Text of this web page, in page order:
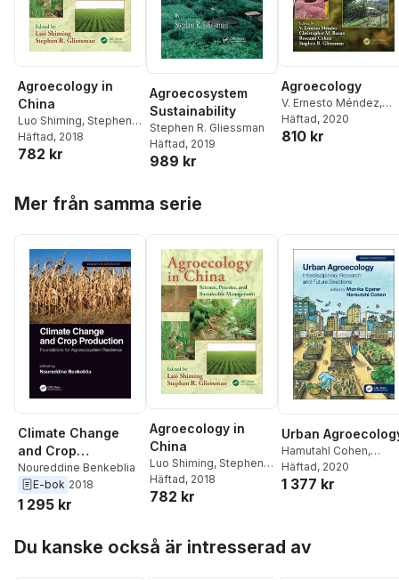
Agroecology in
China
Luo Shiming, Stephen
R. Gliessman
Häftad, 2018
782 kr
Agroecosystem
Sustainability
Stephen R. Gliessman
Häftad, 2019
989 kr
Agroecology
V. Ernesto Méndez,
Christopher M. Bacon
Roseann Cohen
Häftad, 2020
810 kr
Mer från samma serie
Climate Change
and Crop
Production
Noureddine Benkeblia
E-bok 2018
1 295 kr
Agroecology in
China
Luo Shiming, Stephen
R. Gliessman
Häftad, 2018
782 kr
Urban
Hamutahl Cohen,
Monika Egerer
Häftad, 2020
1 377 kr
Du kanske också är intresserad av